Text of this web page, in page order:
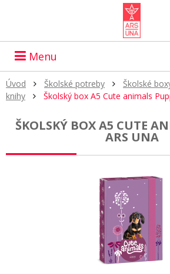
Menu
Úvod Školské potreby
Školské
knihy
Školský box A5 Cute animals
ŠKOLSKÝ BOX A5 CUTE
ARS UNA